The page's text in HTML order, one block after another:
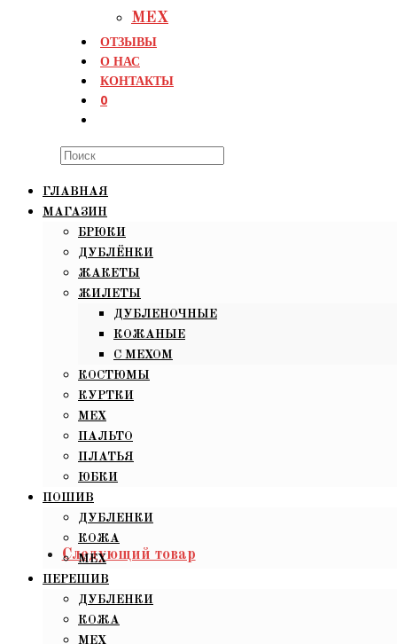
МЕХ
ОТЗЫВЫ
О НАС
КОНТАКТЫ
0
Search
website
ГЛАВНАЯ
МАГАЗИН
БРЮКИ
ДУБЛЁНКИ
ЖАКЕТЫ
ЖИЛЕТЫ
ДУБЛЕНОЧНЫЕ
КОЖАНЫЕ
С МЕХОМ
КОСТЮМЫ
КУРТКИ
МЕХ
ПАЛЬТО
ПЛАТЬЯ
ЮБКИ
ПОШИВ
ДУБЛЕНКИ
КОЖА
МЕХ
ПЕРЕШИВ
ДУБЛЕНКИ
КОЖА
МЕХ
Следующий товар